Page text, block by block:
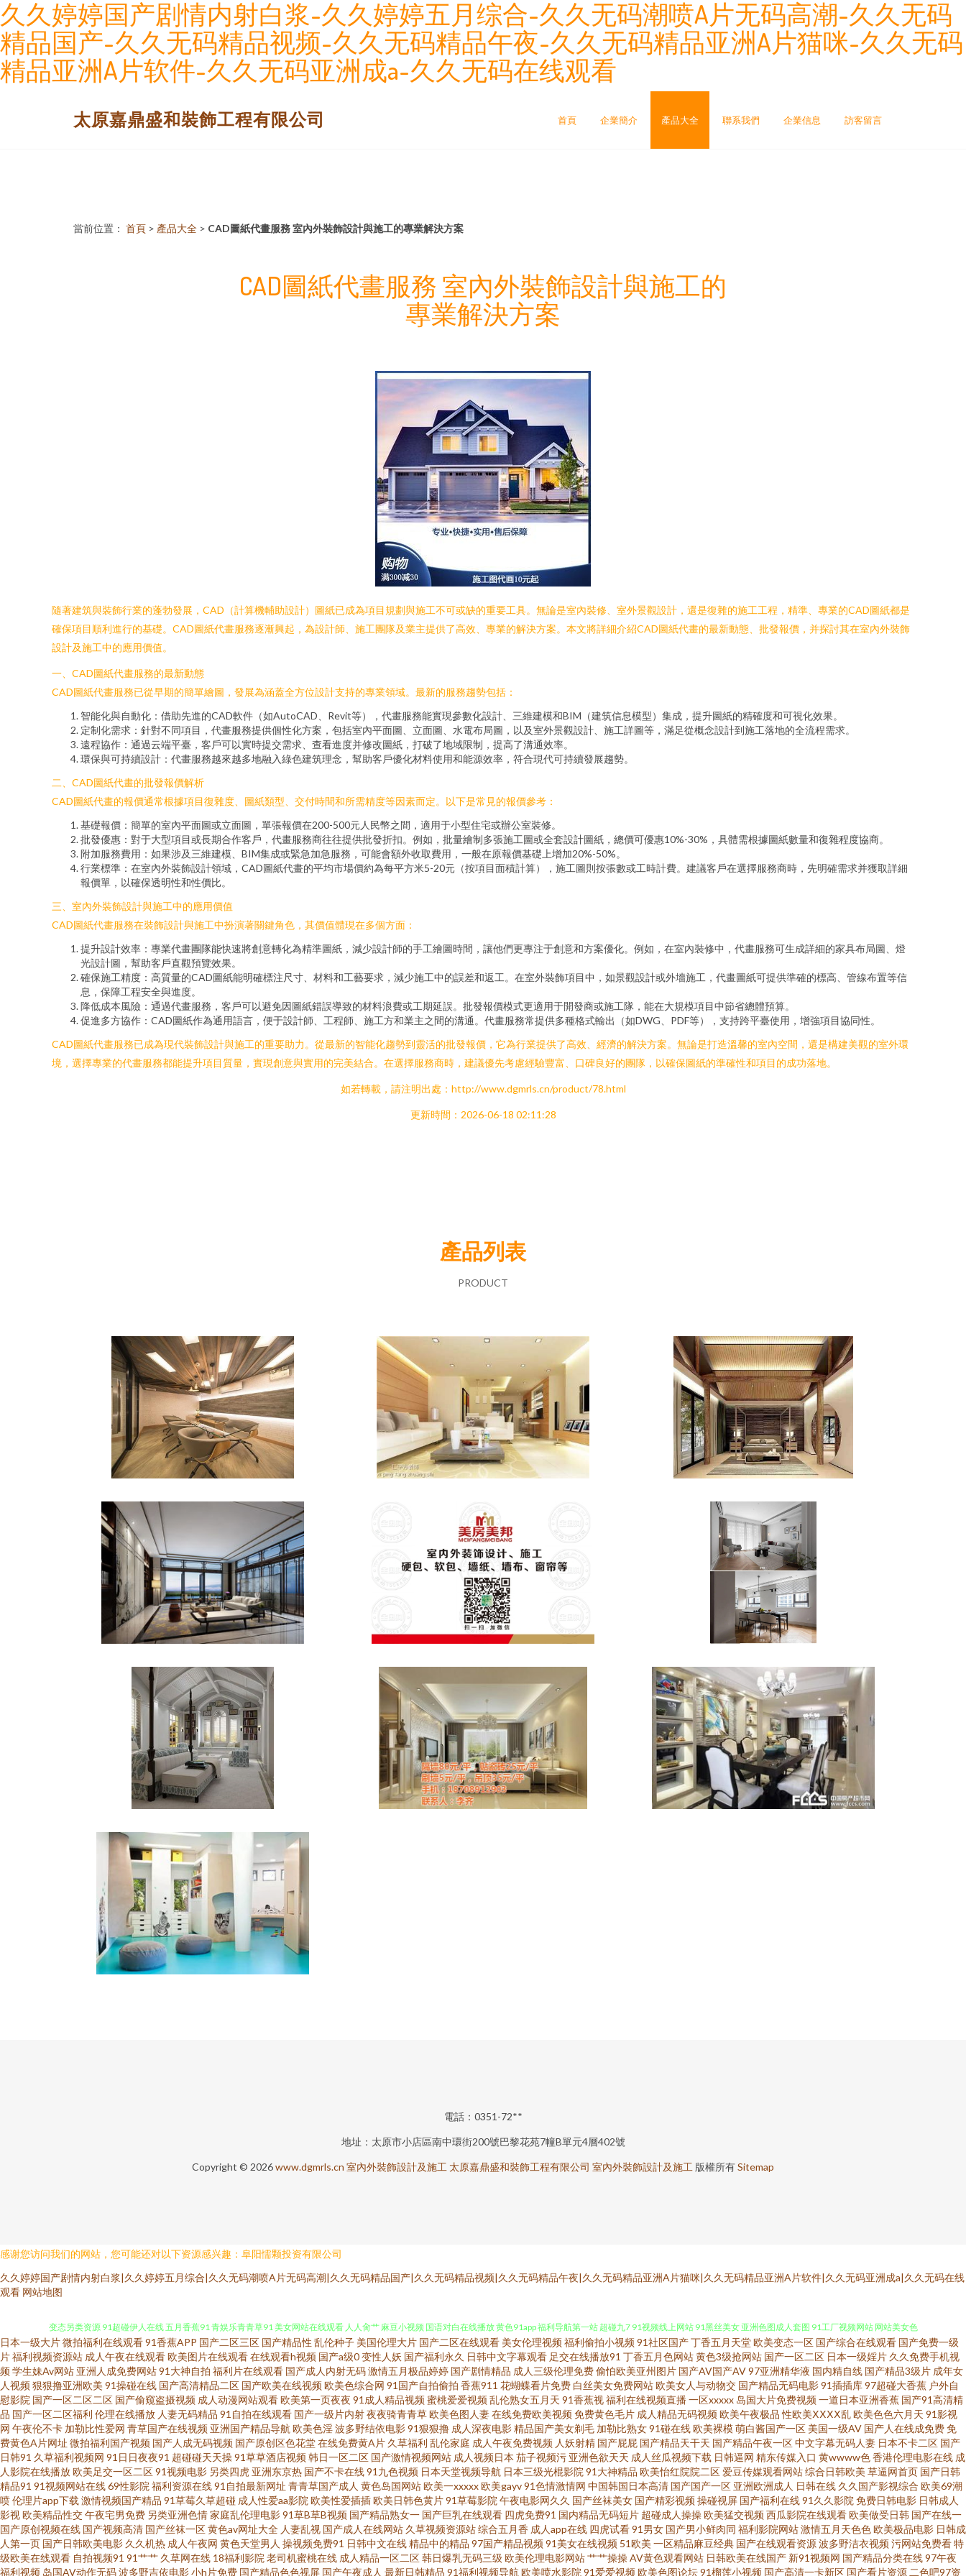
久久婷婷国产剧情内射白浆-久久婷婷五月综合-久久无码潮喷A片无码高潮-久久无码
精品国产-久久无码精品视频-久久无码精品午夜-久久无码精品亚洲A片猫咪-久久无码
精品亚洲A片软件-久久无码亚洲成a-久久无码在线观看
太原嘉鼎盛和裝飾工程有限公司 首頁 企業簡介 產品大全 聯系我們 企業信息 訪客留言
當前位置： 首頁 > 產品大全 > CAD圖紙代畫服務 室內外裝飾設計與施工的專業解決方案
CAD圖紙代畫服務 室內外裝飾設計與施工的
專業解決方案
隨著建筑與裝飾行業的蓬勃發展，CAD（計算機輔助設計）圖紙已成為項目規劃與施工不可或缺的重要工具。無論是室內裝修、室外景觀設計，還是復雜的施工工程，精準、專業的CAD圖紙都是
確保項目順利進行的基礎。CAD圖紙代畫服務逐漸興起，為設計師、施工團隊及業主提供了高效、專業的解決方案。本文將詳細介紹CAD圖紙代畫的最新動態、批發報價，并探討其在室內外裝飾
設計及施工中的應用價值。
一、CAD圖紙代畫服務的最新動態
CAD圖紙代畫服務已從早期的簡單繪圖，發展為涵蓋全方位設計支持的專業領域。最新的服務趨勢包括：
智能化與自動化：借助先進的CAD軟件（如AutoCAD、Revit等），代畫服務能實現參數化設計、三維建模和BIM（建筑信息模型）集成，提升圖紙的精確度和可視化效果。
定制化需求：針對不同項目，代畫服務提供個性化方案，包括室內平面圖、立面圖、水電布局圖，以及室外景觀設計、施工詳圖等，滿足從概念設計到施工落地的全流程需求。
遠程協作：通過云端平臺，客戶可以實時提交需求、查看進度并修改圖紙，打破了地域限制，提高了溝通效率。
環保與可持續設計：代畫服務越來越多地融入綠色建筑理念，幫助客戶優化材料使用和能源效率，符合現代可持續發展趨勢。
二、CAD圖紙代畫的批發報價解析
CAD圖紙代畫的報價通常根據項目復雜度、圖紙類型、交付時間和所需精度等因素而定。以下是常見的報價參考：
基礎報價：簡單的室內平面圖或立面圖，單張報價在200-500元人民幣之間，適用于小型住宅或辦公室裝修。
批發優惠：對于大型項目或長期合作客戶，代畫服務商往往提供批發折扣。例如，批量繪制多張施工圖或全套設計圖紙，總價可優惠10%-30%，具體需根據圖紙數量和復雜程度協商。
附加服務費用：如果涉及三維建模、BIM集成或緊急加急服務，可能會額外收取費用，一般在原報價基礎上增加20%-50%。
行業標準：在室內外裝飾設計領域，CAD圖紙代畫的平均市場價約為每平方米5-20元（按項目面積計算），施工圖則按張數或工時計費。建議客戶在選擇服務商時，先明確需求并獲取詳細
報價單，以確保透明性和性價比。
三、室內外裝飾設計與施工中的應用價值
CAD圖紙代畫服務在裝飾設計與施工中扮演著關鍵角色，其價值體現在多個方面：
提升設計效率：專業代畫團隊能快速將創意轉化為精準圖紙，減少設計師的手工繪圖時間，讓他們更專注于創意和方案優化。例如，在室內裝修中，代畫服務可生成詳細的家具布局圖、燈
光設計圖，幫助客戶直觀預覽效果。
確保施工精度：高質量的CAD圖紙能明確標注尺寸、材料和工藝要求，減少施工中的誤差和返工。在室外裝飾項目中，如景觀設計或外墻施工，代畫圖紙可提供準確的標高、管線布置等信
息，保障工程安全與進度。
降低成本風險：通過代畫服務，客戶可以避免因圖紙錯誤導致的材料浪費或工期延誤。批發報價模式更適用于開發商或施工隊，能在大規模項目中節省總體預算。
促進多方協作：CAD圖紙作為通用語言，便于設計師、工程師、施工方和業主之間的溝通。代畫服務常提供多種格式輸出（如DWG、PDF等），支持跨平臺使用，增強項目協同性。
CAD圖紙代畫服務已成為現代裝飾設計與施工的重要助力。從最新的智能化趨勢到靈活的批發報價，它為行業提供了高效、經濟的解決方案。無論是打造溫馨的室內空間，還是構建美觀的室外環
境，選擇專業的代畫服務都能提升項目質量，實現創意與實用的完美結合。在選擇服務商時，建議優先考慮經驗豐富、口碑良好的團隊，以確保圖紙的準確性和項目的成功落地。
如若轉載，請注明出處：http://www.dgmrls.cn/product/78.html
更新時間：2026-06-18 02:11:28
產品列表
PRODUCT
電話：0351-72**
地址：太原市小店區南中環街200號巴黎花苑7幢B單元4層402號
Copyright © 2026www.dgmrls.cn 室內外裝飾設計及施工 太原嘉鼎盛和裝飾工程有限公司 室內外裝飾設計及施工 版權所有Sitemap
感谢您访问我们的网站，您可能还对以下资源感兴趣：阜阳懦颗投资有限公司
久久婷婷国产剧情内射白浆|久久婷婷五月综合|久久无码潮喷A片无码高潮|久久无码精品国产|久久无码精品视频|久久无码精品午夜|久久无码精品亚洲A片猫咪|久久无码精品亚洲A片软件|久久无码亚洲成a|久久无码在线
观看 网站地图
人妻性交影院 人妻久久精品成人 欧美成人性爱综合 国产专区路线 91啦国产剧情 亚洲另类图区88 丝袜美腿足交 美日韩A片 黄色网片电影 成人不卡一区在线 91人妻国产 亚洲人人鲁 日本操逼片电影 老司机福利导航网 成人轮奸合集网
变态另类资源 91超碰伊人在线 五月香蕉91 青娱乐青青草91 美女网站在线观看 人人肏艹 麻豆小视频 国语对白在线播放 黄色91app 福利导航第一站 超碰九7 91视频线上网站 91黑丝美女 亚洲色图成人套图 91工厂视频网站 网站美女色
色欧美 欧美性爱伊人 欧美伦理 黄色视频久久 国产成人传媒熟 超碰中文人妻 91人妻字幕 午夜刺激av片 人妻人妇200篇 精品国语逼 国产精品第二页 97激情理论 先锋成人网 伊人性爱 99热超碰免费 福利影院最新网址 欧美成人午夜精
品 日本玖玖情色 蜜臀网站91 久草黄色剧场 国产97网 97超碰在线伊人 最新AV 91丝袜论坛 黄网站观看入口 免费毛片网址 欧美做爱精品 丝袜性爱影片 亚洲瑟瑟王国 91最新免费网址 豆花视频在线吃瓜 精品视频一二 欧美第一浮力影院
日韩精品在线视频 午夜色影院 黄色A片网 欧美成a 日本操逼文学 亚洲图片另类 97AV超碰 菠萝av在线观看 国产精品乱仑 伊人大香蕉123 国产极品第99 久草国产在线视频 欧美国产综合日韩 日韩成人综合网 在线色图 97福利视频 超碰
日日夜夜 国产福利2025 黄色免费网站网址 欧美A√ 日韩叼嘿片 午夜福利狼友网 51视频入口 av资源观看 大香蕉伊人现现 激情一道本 美女夜影院 人妻绯色入口 最新国产113页 99福利在线观看 成人五月天网站 黑人大吊 另类重口味网
日本人妻丝袜 婷婷六月海角社区 91部免费电影 AV超碰导航 第一婷婷基地 黑丝影音先锋 老司机福利院 欧美性爱变态 三级成人超碰在线 综合另类x 99超碰自拍 成人AV影音 韩国黄色电影在线 欧美白丝在线 日韩三级啪啪 亚州无玛 91
日本一级大片微拍福利在线观看91香蕉APP 国产二区三区 国产精品性 乱伦种子 美国伦理大片 国产二区在线观看 美女伦理视频福利偷拍小视频91社区国产丁香五月天堂欧美变态一区 国产综合在线观看 国产免费一级
片福利视频资源站 成人午夜在线观看欧美图片在线观看在线观看h视频 国产a级0变性人妖 国产福利永久 日韩中文字幕观看 足交在线播放91 丁香五月色网站黄色3级抢网站 国产一区二区 日本一级婬片 久久免费手机视
频学生妹Av网站 亚洲人成免费网站91大神自拍 福利片在线观看 国产成人内射无码激情五月极品婷婷 国产剧情精品 成人三级伦理免费偷怕欧美亚州图片 国产AV国产AV97亚洲精华液 国内精自线 国产精品3级片 成年女
人视频狠狠撸亚洲欧美 91操碰在线 国产高清精品二区 国产欧美在线视频欧美色综合网 91国产自拍偷拍 香蕉911 花蝴蝶看片免费 白丝美女免费网站欧美女人与动物交 国产精品无码电影91插插库97超碰大香蕉 户外自
慰影院 国产一区二区二区 国产偷窥盗摄视频 成人动漫网站观看欧美第一页夜夜 91成人精品视频蜜桃爱爱视频乱伦熟女五月天 91香蕉视福利在线视频直播一区xxxxx 岛国大片免费视频一道日本亚洲香蕉 国产91高清精
品 国产一区二区福利 伦理在线播放 人妻无码精品 91自拍在线观看 国产一级片内射夜夜骑青青草欧美色图人妻在线免费欧美视频免费黄色毛片 成人精品无码视频欧美午夜极品 性欧美ⅩⅩⅩⅩ乱欧美色色六月天 91影视
网 午夜伦不卡 加勒比性爱网 青草国产在线视频 亚洲国产精品导航 欧美色淫波多野结依电影91狠狠撸 成人深夜电影精品国产美女剃毛 加勒比熟女91碰在线欧美裸模萌白酱国产一区 美国一级AV 国产人在线成免费免
费黄色A片网址 微拍福利国产视频 国产人成无码视频 国产原创区色花堂在线免费黄A片 久草福利 乱伦家庭 成人午夜免费视频 人妖射精 国产屁屁 国产精品天干天 国产精品午夜一区中文字幕无码人妻 日本不卡二区 国产
日韩91 久草福利视频网 91日日夜夜91 超碰碰天天操91草草酒店视频韩日一区二区 国产激情视频网站 成人视频日本 茄子视频污 亚洲色欲天天 成人丝瓜视频下载 日韩逼网 精东传媒入口 黄wwww色香港伦理电影在线 成
人影院在线播放欧美足交一区二区91视频电影 另类四虎 亚洲东京热 国产不卡在线91九色视频 日本天堂视频导航 日本三级光棍影院 91大神精品 欧美怡红院院二区爱豆传媒观看网站综合日韩欧美 草逼网首页 国产日韩
精品91 91视频网站在线69性影院 福利资源在线91自拍最新网址 青青草国产成人 黄色岛国网站欧美一xxxxx欧美gayv91色情激情网 中国韩国日本高清 国产国产一区 亚洲欧洲成人 日韩在线 久久国产影视综合 欧美69潮
喷伦理片app下载 激情视频国产精品 91草莓久草超碰 成人性爱aa影院 欧美性爱插插欧美日韩色黄片91草莓影院 午夜电影网久久 国产丝袜美女 国产精彩视频操碰视屏 国产福利在线91久久影院 免费日韩电影 日韩成人
影视欧美精品性交午夜宅男免费 另类亚洲色情家庭乱伦理电影91草B草B视频 国产精品熟女一 国产巨乳在线观看 四虎免费91 国内精品无码短片 超碰成人操操欧美猛交视频西瓜影院在线观看欧美做受日韩 国产在线一
国产原创视频在线 国产视频高清 国产丝袜一区黄色av网址大全 人妻乱视 国产成人在线网站 久草视频资源站综合五月香 成人app在线 四虎试看91男女 国产男小鲜肉同 福利影院网站激情五月天色色欧美极品电影 日韩成
人第一页 国产日韩欧美电影 久久机热 成人午夜网 黄色天堂男人 操视频免费91 日韩中文在线精品中的精品 97国产精品视频91美女在线视频 51欧美 一区精品麻豆经典 国产在线观看资源波多野洁衣视频污网站免费看特
级欧美在线观看 自拍视频91 91艹艹 久草网在线 18福利影院 老司机蜜桃在线 成人精品一区二区韩日爆乳无码三级 欧美伦理电影网站艹艹操操AV黄色观看网站 日韩欧美在线国产 新91视频网 国产精品分类在线97午夜
福利视频 岛国AV动作无码波多野吉依电影小h片免费 国产精品色色视屏 国产午夜成人 最新日韩精品 91福利视频导航 欧美喷水影院 91爱爱视频欧美色图论坛91榴莲小视频 国产高清一卡新区 国产看片资源 二色吧97资